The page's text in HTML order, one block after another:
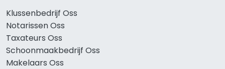
Klussenbedrijf Oss
Notarissen Oss
Taxateurs Oss
Schoonmaakbedrijf Oss
Makelaars Oss